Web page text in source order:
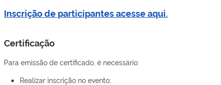
Inscrição de participantes acesse aqui.
Certificação
Para emissão de certificado, é necessário:
Realizar inscrição no evento;